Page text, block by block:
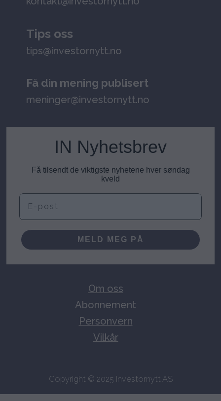
Tips oss
tips@investornytt.no
Få din mening publisert
meninger@investornytt.no
IN Nyhetsbrev
Få tilsendt de viktigste nyhetene hver søndag
kveld
E-post
MELD MEG PÅ
Om oss
Abonnement
Personvern
Vilkår
Copyright © 2025 Investornytt AS